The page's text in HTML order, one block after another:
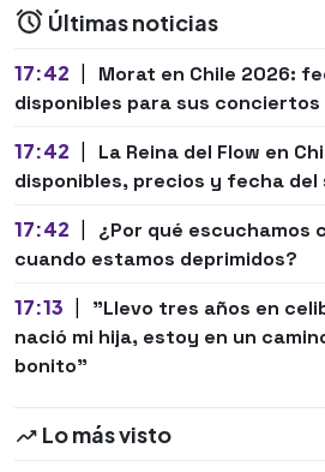
Últimas noticias
17:42 |
Morat en Chile 2026:
disponibles para sus
17:42 |
La Reina del Flow en
disponibles, precios y fecha del
17:42 |
¿Por qué escuchamos
cuando estamos deprimidos?
17:13 |
"Llevo tres años en
nació mi hija, estoy en un
bonito"
Lo más visto